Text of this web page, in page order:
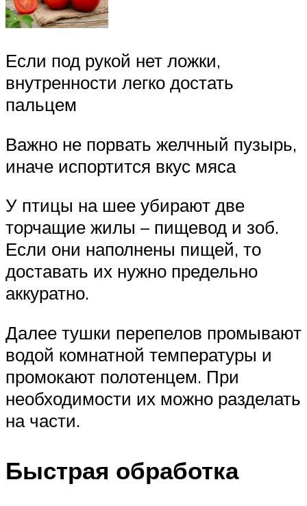
Если под рукой нет ложки,
внутренности легко достать
пальцем
Важно не порвать желчный пузырь,
иначе испортится вкус мяса
У птицы на шее убирают две
торчащие жилы – пищевод и зоб.
Если они наполнены пищей, то
доставать их нужно предельно
аккуратно.
Далее тушки перепелов промывают
водой комнатной температуры и
промокают полотенцем. При
необходимости их можно разделать
на части.
Быстрая обработка